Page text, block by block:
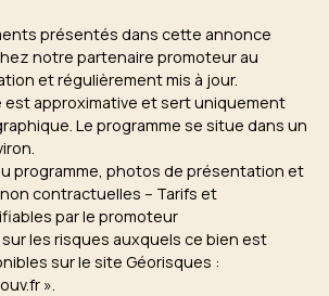
présentés dans cette annonce
notre partenaire promoteur au
et régulièrement mis à jour.
est approximative et sert uniquement
Le programme se situe dans un
programme, photos de présentation et
contractuelles – Tarifs et
par le promoteur
les risques auxquels ce bien est
sur le site Géorisques :
».